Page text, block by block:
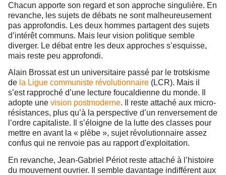
Chacun apporte son regard et son approche singulière. En
revanche, les sujets de débats ne sont malheureusement
pas approfondis. Les deux hommes partagent des sujets
d’intérêt communs. Mais leur vision politique semble
diverger. Le débat entre les deux approches s’esquisse,
mais reste peu approfondi.
Alain Brossat est un universitaire passé par le trotskisme
de la Ligue communiste révolutionnaire (LCR). Mais il
s’est rapproché d’une lecture foucaldienne du monde. Il
adopte une vision postmoderne. Il reste attaché aux micro-
résistances, plus qu’à la perspective d’un renversement de
l’ordre capitaliste. Il s’éloigne de la lutte des classes pour
mettre en avant la « plèbe », sujet révolutionnaire assez
confus qui ne renvoie pas au rapport d'exploitation.
En revanche, Jean-Gabriel Périot reste attaché à l’histoire
du mouvement ouvrier. Il semble davantage indifférent aux